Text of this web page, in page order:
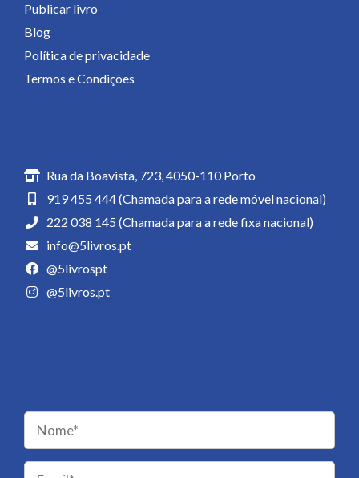
Publicar livro
Blog
Política de privacidade
Termos e Condições
Rua da Boavista, 723, 4050-110 Porto
919 455 444 (Chamada para a rede móvel nacional)
222 038 145 (Chamada para a rede fixa nacional)
info@5livros.pt
@5livrospt
@5livros.pt
Please